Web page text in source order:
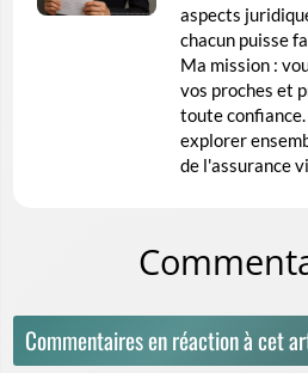
aspects
chacun puisse
Ma mission :
vos proches et
toute
explorer
de l'assurance
Commentaires en réaction à cet